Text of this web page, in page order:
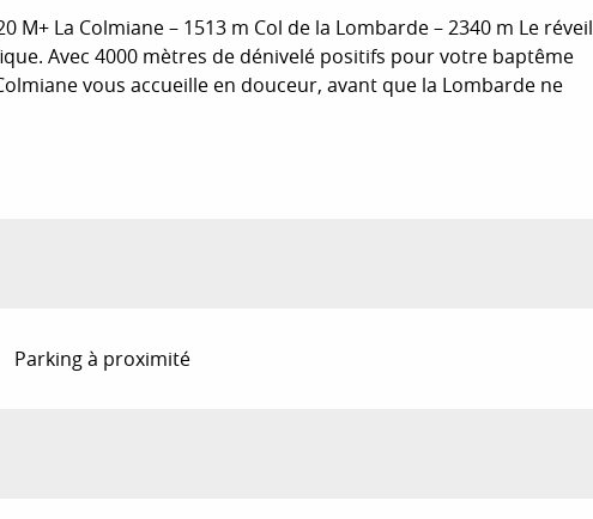
M+ La Colmiane – 1513 m Col de la Lombarde – 2340 m Le réveil
Avec 4000 mètres de dénivelé positifs pour votre baptême
vous accueille en douceur, avant que la Lombarde ne
Parking à proximité